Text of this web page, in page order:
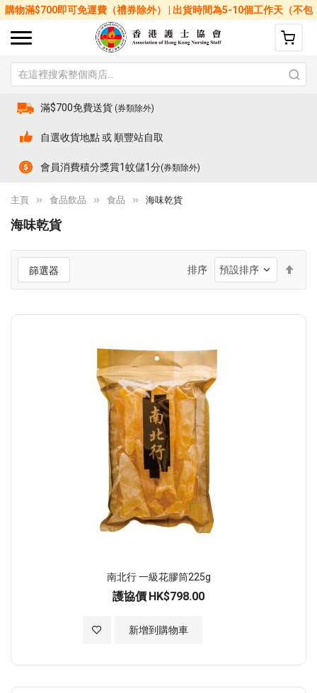
購物滿$700即可免運費（禮券除外） | 出貨時間為5-10個工作天（不包
括星期六、日及公眾假期）
滿$700免費送貨 (券類除外)
自選收貨地點 或 順豐站自取
會員消費積分獎賞1蚊儲1分(券類除外)
主頁 食品飲品 食品 海味乾貨
海味乾貨
篩選器 排序
降
南北行 一級花膠筒225g
護協價 HK$798.00
新增到購物車
加入至願望清單